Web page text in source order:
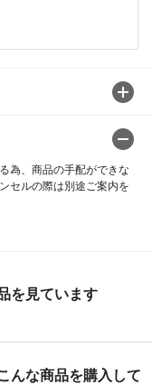
為、商品の手配ができな
セルの際は別途ご案内を
を見ています
んな商品を購入して